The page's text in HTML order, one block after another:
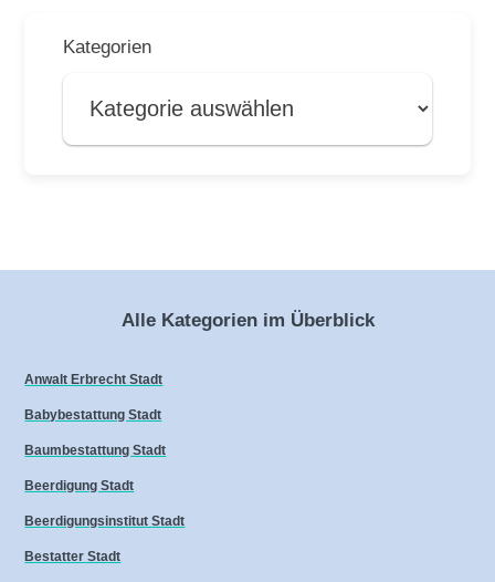
Kategorien
Alle Kategorien im Überblick
Anwalt Erbrecht Stadt
Babybestattung Stadt
Baumbestattung Stadt
Beerdigung Stadt
Beerdigungsinstitut Stadt
Bestatter Stadt